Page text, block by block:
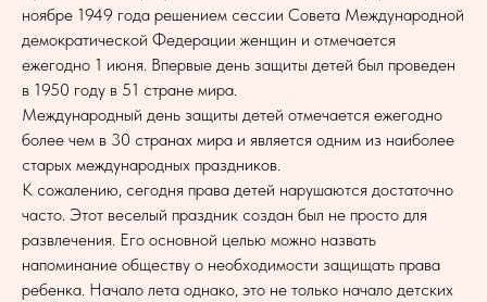
ноябре 1949 года решением сессии Совета Международной
демократической Федерации женщин и отмечается
ежегодно 1 июня. Впервые день защиты детей был проведен
в 1950 году в 51 стране мира.
Международный день защиты детей отмечается ежегодно
более чем в 30 странах мира и является одним из наиболее
старых международных праздников.
К сожалению, сегодня права детей нарушаются достаточно
часто. Этот веселый праздник создан был не просто для
развлечения. Его основной целью можно назвать
напоминание обществу о необходимости защищать права
ребенка. Начало лета однако, это не только начало детских